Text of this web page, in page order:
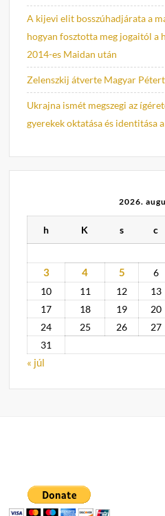
A kijevi elit bosszúhadjárata a
hogyan fosztotta meg jogaitól a
2014-es Maidan után
Zelenszkij átverte Magyar
Ukrajna ismét megszegi az
gyerekek oktatása és identitása
2026.
h K s c
3
4 5 6
10
11 12 13
17
18 19 20
24
25 26 27
31
« júl